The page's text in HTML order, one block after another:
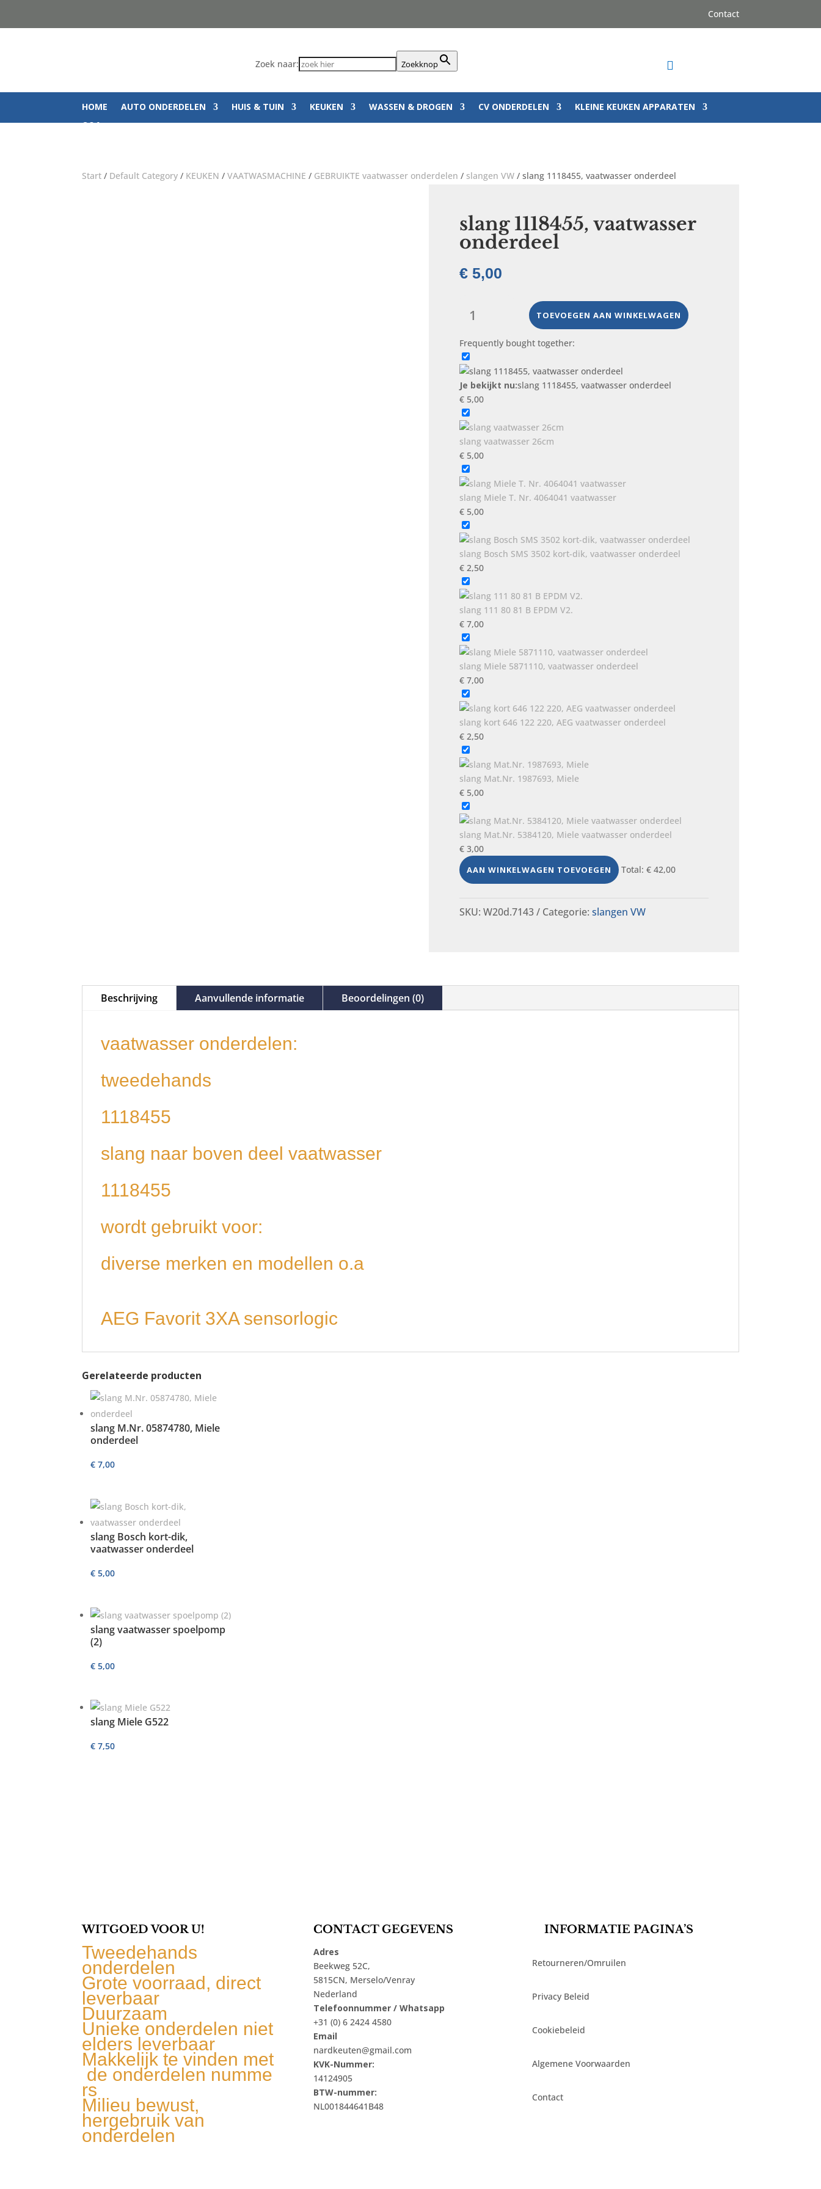
Contact
Zoek naar: Zoekknop 
HOME AUTO ONDERDELEN HUIS & TUIN KEUKEN WASSEN & DROGEN CV ONDERDELEN
KLEINE KEUKEN APPARATEN
Q&A
Start / Default Category / KEUKEN /VAATWASMACHINE / GEBRUIKTE vaatwasser onderdelen / slangen VW / slang 1118455, vaatwasser onderdeel
slang 1118455, vaatwasser
onderdeel
€5,00
1118455,
onderdeel
aantal
TOEVOEGEN AAN WINKELWAGEN
Frequently bought together:
Je bekijkt nu:slang 1118455, vaatwasser onderdeel
€5,00
slang vaatwasser 26cm
€5,00
slang Miele T. Nr. 4064041 vaatwasser
€5,00
slang Bosch SMS 3502 kort-dik, vaatwasser onderdeel
€2,50
slang 111 80 81 B EPDM V2.
€7,00
slang Miele 5871110, vaatwasser onderdeel
€7,00
slang kort 646 122 220, AEG vaatwasser onderdeel
€2,50
slang Mat.Nr. 1987693, Miele
€5,00
slang Mat.Nr. 5384120, Miele vaatwasser onderdeel
€3,00
AAN WINKELWAGEN TOEVOEGEN Total: €42,00
SKU: W20d.7143 Categorie: slangen VW
Beschrijving Aanvullende informatie Beoordelingen (0)
vaatwasser onderdelen:
tweedehands
1118455
slang naar boven deel vaatwasser
1118455
wordt gebruikt voor:
diverse merken en modellen o.a
AEG Favorit 3XA sensorlogic
Gerelateerde producten
slang M.Nr. 05874780, Miele
onderdeel
€ 7,00
slang Bosch kort-dik,
vaatwasser onderdeel
€ 5,00
slang vaatwasser spoelpomp
(2)
€ 5,00
slang Miele G522
€ 7,50
WITGOED VOOR U!
Tweedehands
onderdelen
Grote voorraad, direct
leverbaar
Duurzaam
Unieke onderdelen niet
elders leverbaar
Makkelijk te vinden met
de onderdelen numme
rs
Milieu bewust,
hergebruik van
onderdelen
CONTACT GEGEVENS
Adres
Beekweg 52C,
5815CN, Merselo/Venray
Nederland
Telefoonnummer / Whatsapp
+31 (0) 6 2424 4580
Email
nardkeuten@gmail.com
KVK-Nummer:
14124905
BTW-nummer:
NL001844641B48
INFORMATIE PAGINA’S
Retourneren/Omruilen
Privacy Beleid
Cookiebeleid
Algemene Voorwaarden
Contact